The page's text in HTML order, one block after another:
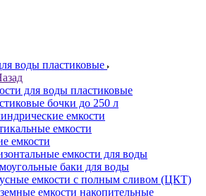
воды пластиковые
для воды пластиковые
бочки до 250 л
емкости
емкости
емкости
емкости для воды
баки для воды
емкости с полным сливом (ЦКТ)
емкости накопительные